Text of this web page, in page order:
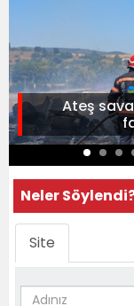
Ateş
Neler
Site